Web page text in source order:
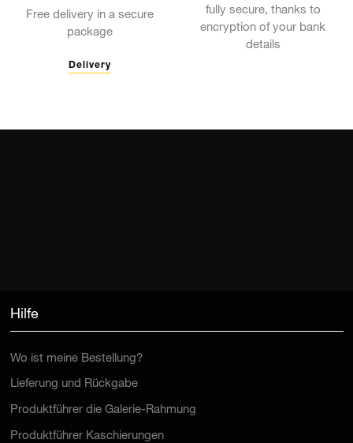
Free delivery in a secure
package
Delivery
fully secure, thanks to
encryption of your bank
details
Hilfe
Wo ist meine Bestellung?
Lieferung und Rückgabe
Produktführer die Galerie-Rahmung
Produktführer Kaschierungen